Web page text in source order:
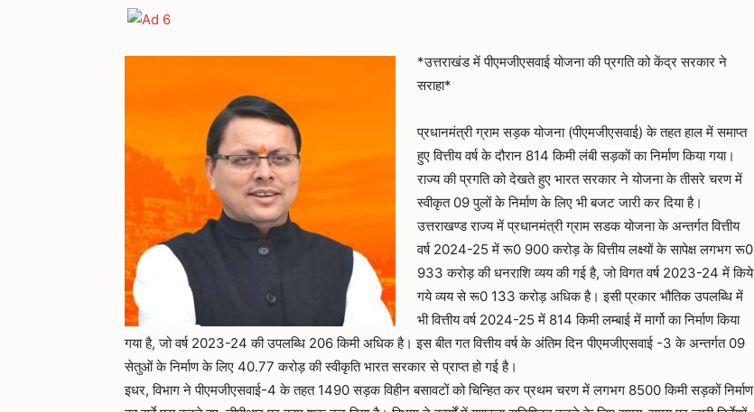
*उत्तराखंड में पीएमजीएसवाई योजना की प्रगति को केंद्र सरकार ने
सराहा*
प्रधानमंत्री ग्राम सड़क योजना (पीएमजीएसवाई) के तहत हाल में समाप्त
हुए वित्तीय वर्ष के दौरान 814 किमी लंबी सड़कों का निर्माण किया गया।
राज्य की प्रगति को देखते हुए भारत सरकार ने योजना के तीसरे चरण में
स्वीकृत 09 पुलों के निर्माण के लिए भी बजट जारी कर दिया है।
उत्तराखण्ड राज्य में प्रधानमंत्री ग्राम सडक योजना के अन्तर्गत वित्तीय
वर्ष 2024-25 में रू0 900 करोड़ के वित्तीय लक्ष्यों के सापेक्ष लगभग रू0
933 करोड़ की धनराशि व्यय की गई है, जो विगत वर्ष 2023-24 में किये
गये व्यय से रू0 133 करोड़ अधिक है। इसी प्रकार भौतिक उपलब्धि में
भी वित्तीय वर्ष 2024-25 में 814 किमी लम्बाई में मार्गो का निर्माण किया
गया है, जो वर्ष 2023-24 की उपलब्धि 206 किमी अधिक है। इस बीत गत वित्तीय वर्ष के अंतिम दिन पीएमजीएसवाई -3 के अन्तर्गत 09
सेतुओं के निर्माण के लिए 40.77 करोड़ की स्वीकृति भारत सरकार से प्राप्त हो गई है।
इधर, विभाग ने पीएमजीएसवाई-4 के तहत 1490 सड़क विहीन बसावटों को चिन्हित कर प्रथम चरण में लगभग 8500 किमी सड़कों निर्माण